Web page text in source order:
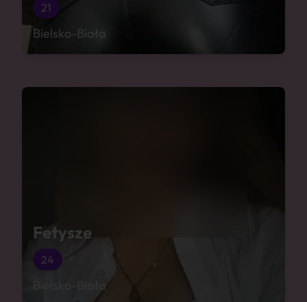
21
Bielsko-Biała
Fetysze
24